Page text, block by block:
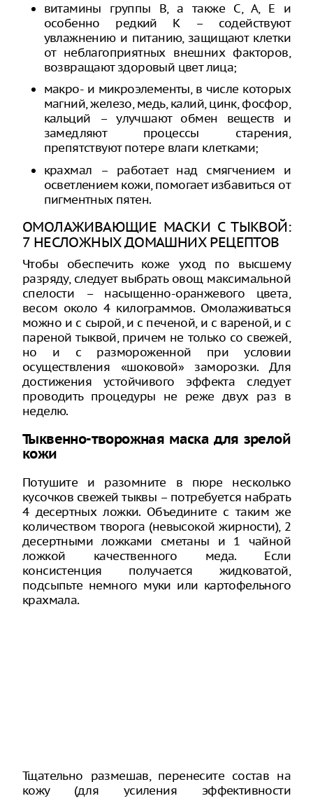
витамины группы B, а также C, A, E и
особенно редкий K – содействуют
увлажнению и питанию, защищают клетки
от неблагоприятных внешних факторов,
возвращают здоровый цвет лица;
макро- и микроэлементы, в числе которых
магний, железо, медь, калий, цинк, фосфор,
кальций – улучшают обмен веществ и
замедляют процессы старения,
препятствуют потере влаги клетками;
крахмал – работает над смягчением и
осветлением кожи, помогает избавиться от
пигментных пятен.
ОМОЛАЖИВАЮЩИЕ МАСКИ С ТЫКВОЙ:
7 НЕСЛОЖНЫХ ДОМАШНИХ РЕЦЕПТОВ
Чтобы обеспечить коже уход по высшему
разряду, следует выбрать овощ максимальной
спелости – насыщенно-оранжевого цвета,
весом около 4 килограммов. Омолаживаться
можно и с сырой, и с печеной, и с вареной, и с
пареной тыквой, причем не только со свежей,
но и с размороженной при условии
осуществления «шоковой» заморозки. Для
достижения устойчивого эффекта следует
проводить процедуры не реже двух раз в
неделю.
Тыквенно-творожная маска для зрелой
кожи
Потушите и разомните в пюре несколько
кусочков свежей тыквы – потребуется набрать
4 десертных ложки. Объедините с таким же
количеством творога (невысокой жирности), 2
десертными ложками сметаны и 1 чайной
ложкой качественного меда. Если
консистенция получается жидковатой,
подсыпьте немного муки или картофельного
крахмала.
Тщательно размешав, перенесите состав на
кожу (для усиления эффективности